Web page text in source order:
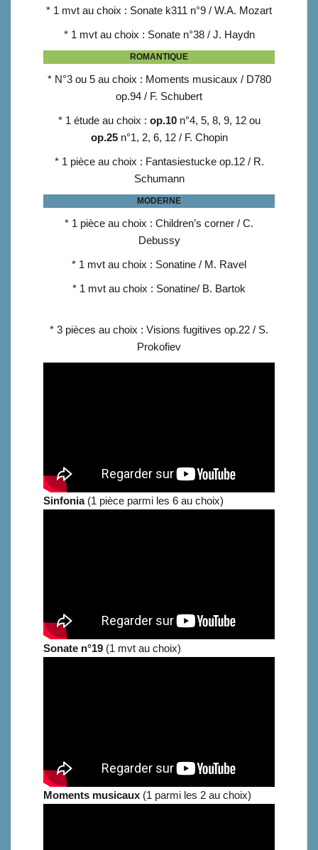
* 1 mvt au choix : Sonate k311 n°9 / W.A. Mozart
* 1 mvt au choix : Sonate n°38 / J. Haydn
ROMANTIQUE
* N°3 ou 5 au choix : Moments musicaux / D780
op.94 / F. Schubert
* 1 étude au choix : op.10n°4, 5, 8, 9, 12 ou
op.25n°1, 2, 6, 12 / F. Chopin
* 1 pièce au choix : Fantasiestucke op.12 / R.
Schumann
MODERNE
* 1 pièce au choix : Children’s corner / C.
Debussy
* 1 mvt au choix : Sonatine / M. Ravel
* 1 mvt au choix : Sonatine/ B. Bartok
* 3 pièces au choix : Visions fugitives op.22 / S.
Prokofiev
Sinfonia(1 pièce parmi les 6 au choix)
Sonate n°19 (1 mvt au choix)
Moments musicaux (1 parmi les 2 au choix)